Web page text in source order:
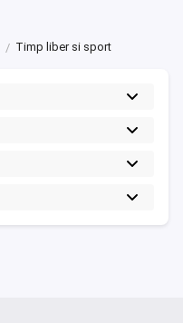
Timp liber si sport